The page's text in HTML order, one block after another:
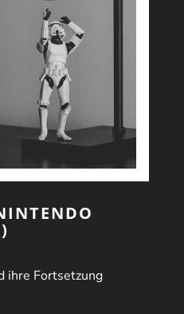
ihre Fortsetzung